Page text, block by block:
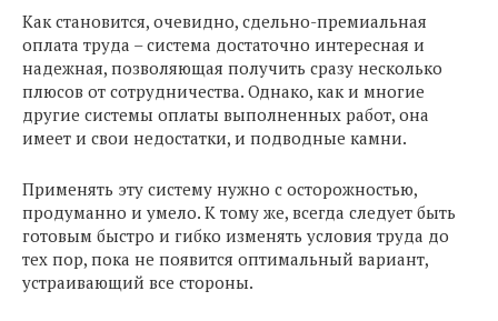
Как становится, очевидно, сдельно-премиальная
оплата труда – система достаточно интересная и
надежная, позволяющая получить сразу несколько
плюсов от сотрудничества. Однако, как и многие
другие системы оплаты выполненных работ, она
имеет и свои недостатки, и подводные камни.
Применять эту систему нужно с осторожностью,
продуманно и умело. К тому же, всегда следует быть
готовым быстро и гибко изменять условия труда до
тех пор, пока не появится оптимальный вариант,
устраивающий все стороны.